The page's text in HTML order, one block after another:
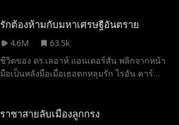
เดกซ์ค้นพบความจริงว่าอะธีน่าคือผู้ที่ช่วยชีวิต
นักเรียนทำขนมของเธอคือราชาอาชญากรรม
ใต้ดิน?
รักต้องห้ามกับมหาเศรษฐีอันตราย
4.6M
63.5k
ชีวิตของ ดร.เลอาห์ แอนเดอร์สัน พลิกจากหน้า
มือเป็นหลังมือเมื่อเธอตกหลุมรัก ไรอัน คาร์
เธอคาดคิด ความรักอันเร่าร้อนของพวกเขา
ราชาสายลับเมืองลูกกรง